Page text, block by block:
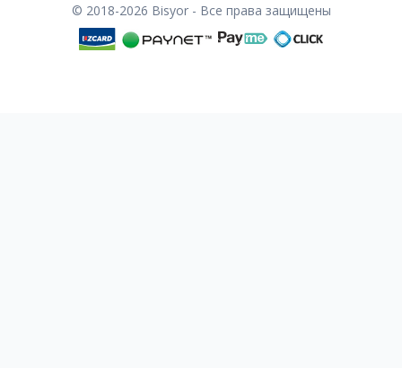
© 2018-2026 Bisyor - Все права защищены